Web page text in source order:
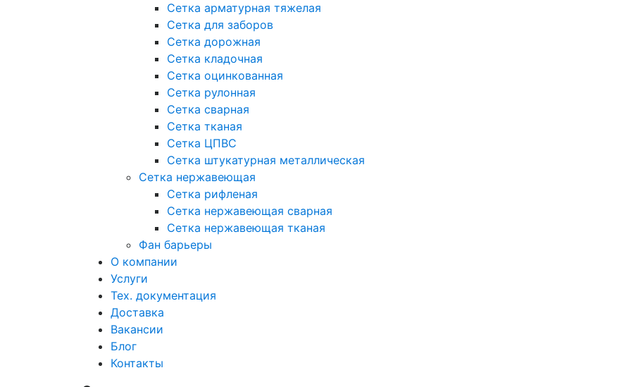
Сетка арматурная тяжелая
Сетка для заборов
Сетка дорожная
Сетка кладочная
Сетка оцинкованная
Сетка рулонная
Сетка сварная
Сетка тканая
Сетка ЦПВС
Сетка штукатурная металлическая
Сетка нержавеющая
Сетка рифленая
Сетка нержавеющая сварная
Сетка нержавеющая тканая
Фан барьеры
О компании
Услуги
Тех. документация
Доставка
Вакансии
Блог
Контакты